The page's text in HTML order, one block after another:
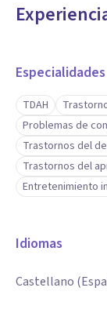
Especialidades
TDAH
Problemas de
Trastornos del
Trastornos del
Entretenimiento
Idiomas
Castellano